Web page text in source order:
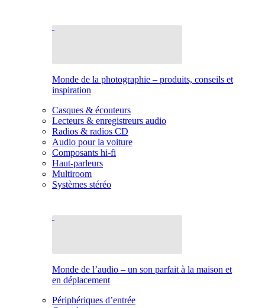
Monde de la photographie – produits, conseils et
inspiration
Casques & écouteurs
Lecteurs & enregistreurs audio
Radios & radios CD
Audio pour la voiture
Composants hi-fi
Haut-parleurs
Multiroom
Systèmes stéréo
Monde de l’audio – un son parfait à la maison et
en déplacement
Périphériques d’entrée